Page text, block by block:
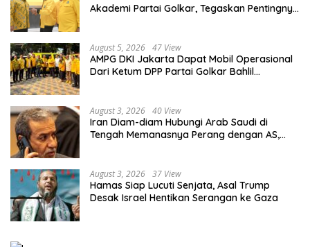
Akademi Partai Golkar, Tegaskan Pentingnya
August 5, 2026 47 View
AMPG DKI Jakarta Dapat Mobil Operasional
Dari Ketum DPP Partai Golkar Bahlil
August 3, 2026 40 View
Iran Diam-diam Hubungi Arab Saudi di
Tengah Memanasnya Perang dengan AS,
August 3, 2026 37 View
Hamas Siap Lucuti Senjata, Asal Trump
Desak Israel Hentikan Serangan ke Gaza